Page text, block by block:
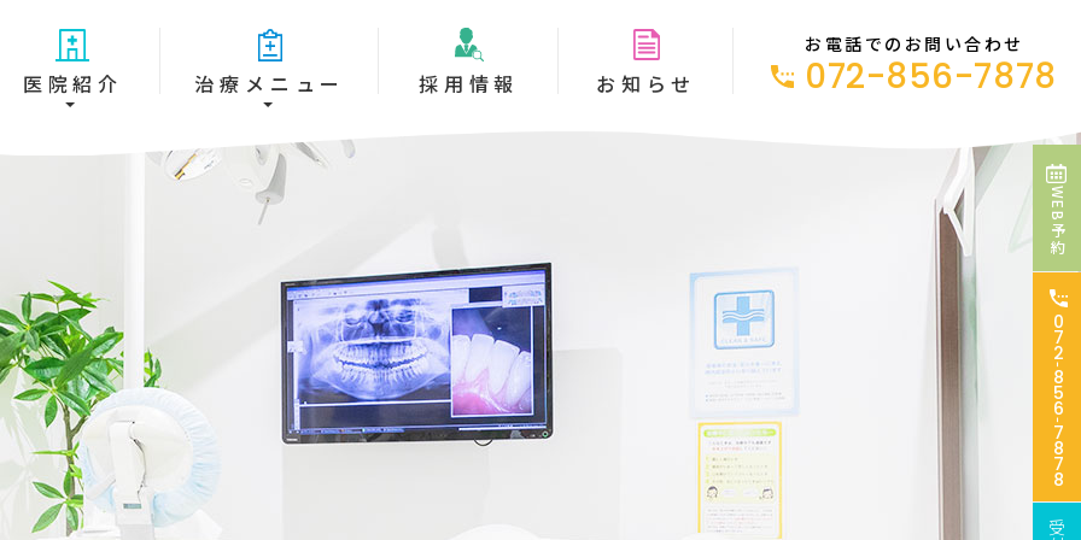
医院紹介 治療メニュー 採用情報 お知らせ
お電話でのお問い合わせ
072-856-7878
WEB予約
0
7
2
-
8
5
6
-
7
8
7
8